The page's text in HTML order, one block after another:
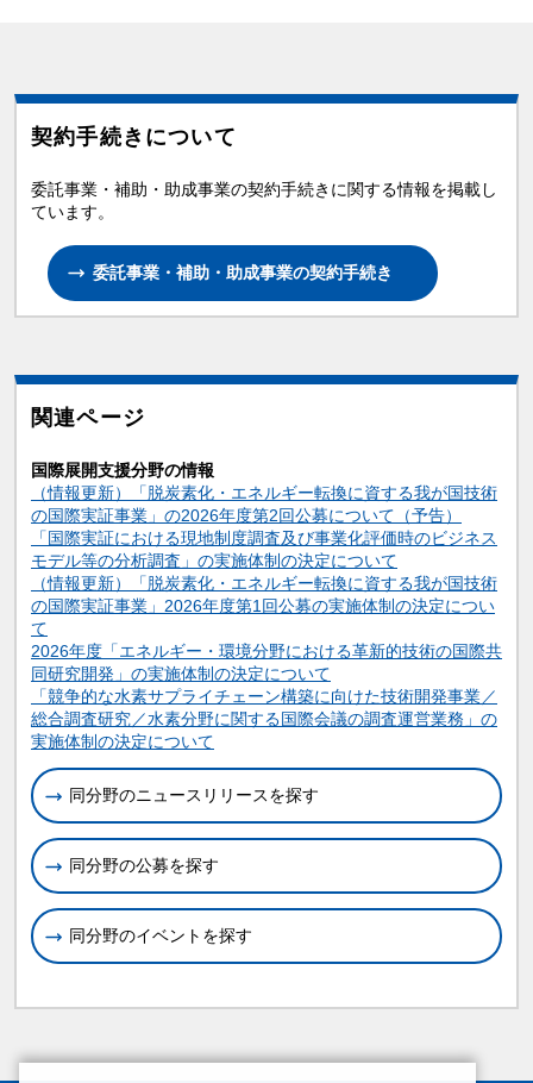
契約手続きについて
委託事業・補助・助成事業の契約手続きに関する情報を掲載し
ています。
委託事業・補助・助成事業の契約手続き
関連ページ
国際展開支援分野の情報
（情報更新）「脱炭素化・エネルギー転換に資する我が国技術
の国際実証事業」の2026年度第2回公募について（予告）
「国際実証における現地制度調査及び事業化評価時のビジネス
モデル等の分析調査」の実施体制の決定について
（情報更新）「脱炭素化・エネルギー転換に資する我が国技術
の国際実証事業」2026年度第1回公募の実施体制の決定につい
て
2026年度「エネルギー・環境分野における革新的技術の国際共
同研究開発」の実施体制の決定について
「競争的な水素サプライチェーン構築に向けた技術開発事業／
総合調査研究／水素分野に関する国際会議の調査運営業務」の
実施体制の決定について
同分野のニュースリリースを探す
同分野の公募を探す
同分野のイベントを探す